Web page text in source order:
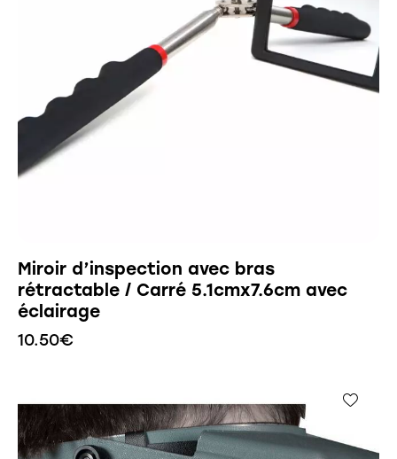
Miroir d’inspection avec bras
rétractable / Carré 5.1cmx7.6cm avec
éclairage
10.50€